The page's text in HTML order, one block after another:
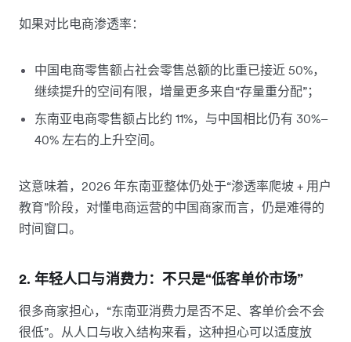
如果对比电商渗透率：
中国电商零售额占社会零售总额的比重已接近 50%，
继续提升的空间有限，增量更多来自“存量重分配”；
东南亚电商零售额占比约 11%，与中国相比仍有 30%–
40% 左右的上升空间。
这意味着，2026 年东南亚整体仍处于“渗透率爬坡 + 用户
教育”阶段，对懂电商运营的中国商家而言，仍是难得的
时间窗口。
2. 年轻人口与消费力：不只是“低客单价市场”
很多商家担心，“东南亚消费力是否不足、客单价会不会
很低”。从人口与收入结构来看，这种担心可以适度放